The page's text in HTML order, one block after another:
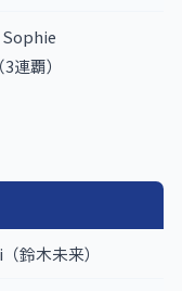
Sophie
連覇）
鈴木未来）